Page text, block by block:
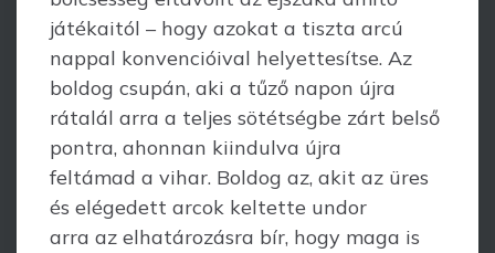
játékaitól – hogy azokat a tiszta arcú
nappal konvencióival helyettesítse. Az
boldog csupán, aki a tűző napon újra
rátalál arra a teljes sötétségbe zárt belső
pontra, ahonnan kiindulva újra
feltámad a vihar. Boldog az, akit az üres
és elégedett arcok keltette undor
arra az elhatározásra bír, hogy maga is